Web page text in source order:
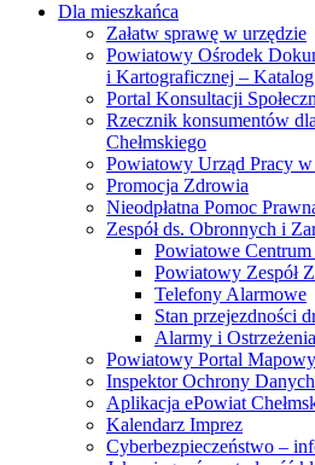
Dla mieszkańca
Załatw sprawę w urzędzie
Powiatowy Ośrodek
i Kartograficznej – Katalog
Portal Konsultacji
Rzecznik konsumentów
Chełmskiego
Powiatowy Urząd Pracy w
Promocja Zdrowia
Nieodpłatna Pomoc
Zespół ds. Obronnych i
Powiatowe
Powiatowy Zespół
Telefony Alarmowe
Stan przejezdności
Alarmy i Ostrzeżenia
Powiatowy Portal Mapowy
Inspektor Ochrony Danych
Aplikacja ePowiat
Kalendarz Imprez
Cyberbezpieczeństwo –